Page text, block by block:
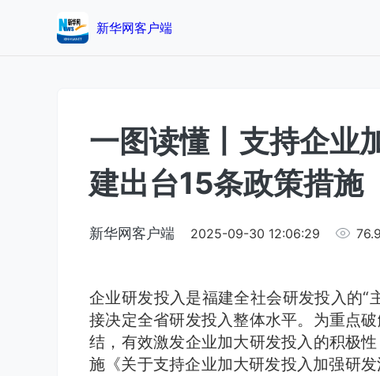
新华网客户端
一图读懂丨支持企
建出台15条政策措施
新华网客户端 2025-09-30 12:06:29
企业研发投入是福建全社会研发投入的“
接决定全省研发投入整体水平。为重点
结，有效激发企业加大研发投入的积极
施《关于支持企业加大研发投入加强研